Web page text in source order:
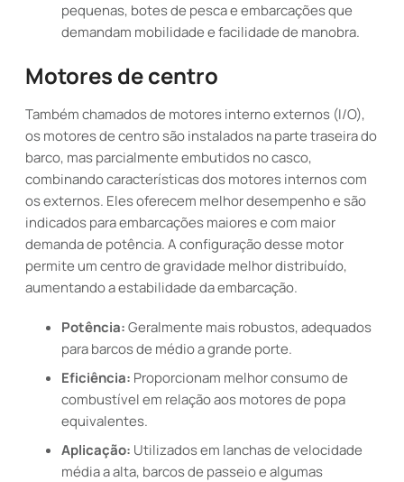
pequenas, botes de pesca e embarcações que
demandam mobilidade e facilidade de manobra.
Motores de centro
Também chamados de motores interno externos (I/O),
os motores de centro são instalados na parte traseira do
barco, mas parcialmente embutidos no casco,
combinando características dos motores internos com
os externos. Eles oferecem melhor desempenho e são
indicados para embarcações maiores e com maior
demanda de potência. A configuração desse motor
permite um centro de gravidade melhor distribuído,
aumentando a estabilidade da embarcação.
Potência:Geralmente mais robustos, adequados
para barcos de médio a grande porte.
Eficiência: Proporcionam melhor consumo de
combustível em relação aos motores de popa
equivalentes.
Aplicação: Utilizados em lanchas de velocidade
média a alta, barcos de passeio e algumas